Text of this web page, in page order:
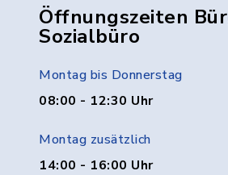
Öffnungszeiten
Sozialbüro
Montag bis Donnerstag
08:00 - 12:30 Uhr
Montag zusätzlich
14:00 - 16:00 Uhr